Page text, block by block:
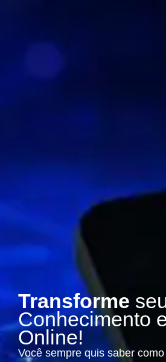
Transforme
Conhecimento
Online!
Você sempre quis saber